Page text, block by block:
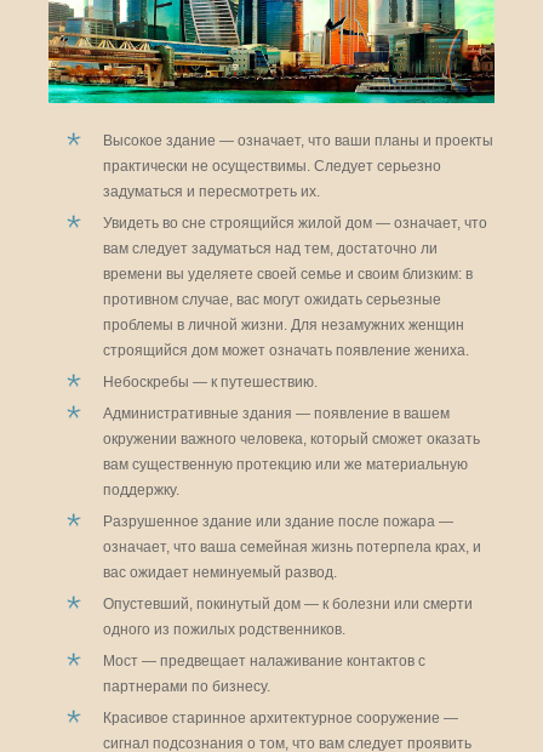
Высокое здание — означает, что ваши планы и проекты
практически не осуществимы. Следует серьезно
задуматься и пересмотреть их.
Увидеть во сне строящийся жилой дом — означает, что
вам следует задуматься над тем, достаточно ли
времени вы уделяете своей семье и своим близким: в
противном случае, вас могут ожидать серьезные
проблемы в личной жизни. Для незамужних женщин
строящийся дом может означать появление жениха.
Небоскребы — к путешествию.
Административные здания — появление в вашем
окружении важного человека, который сможет оказать
вам существенную протекцию или же материальную
поддержку.
Разрушенное здание или здание после пожара —
означает, что ваша семейная жизнь потерпела крах, и
вас ожидает неминуемый развод.
Опустевший, покинутый дом — к болезни или смерти
одного из пожилых родственников.
Мост — предвещает налаживание контактов с
партнерами по бизнесу.
Красивое старинное архитектурное сооружение —
сигнал подсознания о том, что вам следует проявить